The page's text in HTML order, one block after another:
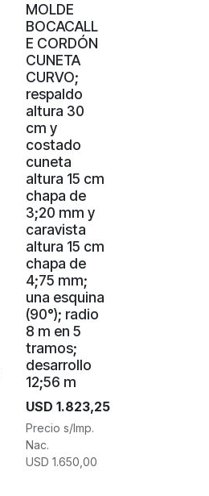
MOLDE
BOCACALL
E CORDÓN
CUNETA
CURVO;
respaldo
altura 30
cm y
costado
cuneta
altura 15 cm
chapa de
3;20 mm y
caravista
altura 15 cm
chapa de
4;75 mm;
una esquina
(90°); radio
8 m en 5
tramos;
desarrollo
12;56 m
USD 1.823,25
Precio s/Imp.
Nac.
USD 1.650,00